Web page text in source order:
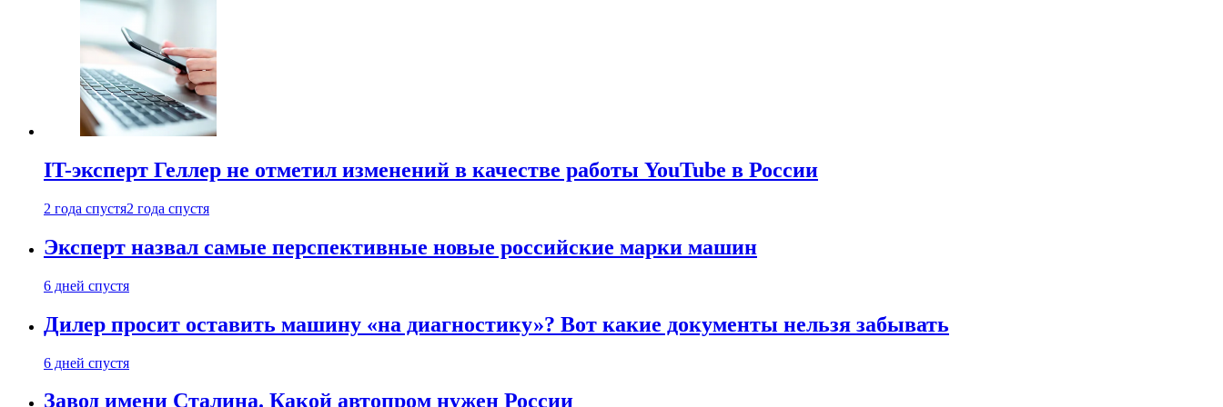
IT-эксперт Геллер не отметил изменений в качестве работы YouTube в России
2 года спустя2 года спустя
Эксперт назвал самые перспективные новые российские марки машин
6 дней спустя
Дилер просит оставить машину «на диагностику»? Вот какие документы нельзя забывать
6 дней спустя
Завод имени Сталина. Какой автопром нужен России